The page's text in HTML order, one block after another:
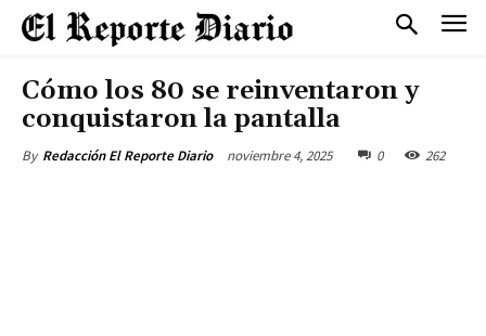
Cómo los 80 se reinventaron y
conquistaron la pantalla
By Redacción El Reporte Diario noviembre 4, 2025 0 262